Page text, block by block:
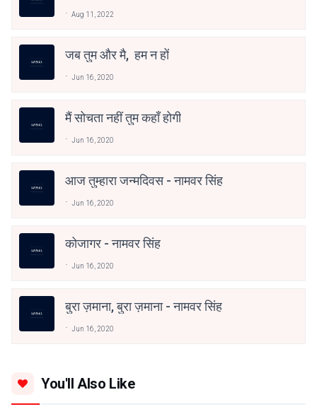
Aug 11, 2022
जब तुम और मै, हम न हों
Jun 16, 2020
मैं सोचता नहीं तुम कहाँ होगी
Jun 16, 2020
आज तुम्हारा जन्मदिवस - नामवर सिंह
Jun 16, 2020
कोजागर - नामवर सिंह
Jun 16, 2020
बुरा ज़माना, बुरा ज़माना - नामवर सिंह
Jun 16, 2020
You'll Also Like